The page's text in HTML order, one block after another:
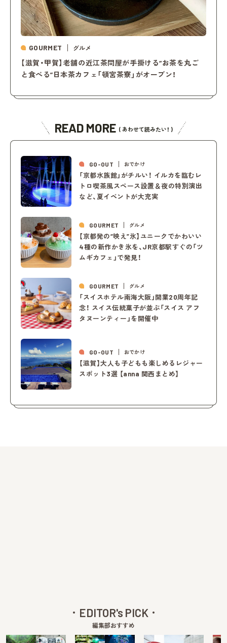
GOURMET グルメ
【滋賀・甲賀】老舗の近江茶問屋が手掛ける“お茶を丸ご
と食べる”日本茶カフェ「頓宮茶寮」がオープン！
READ MORE ( あわせて読みたい！ )
GO-OUT おでかけ
「京都水族館」がチルい！ イルカを臨むレ
トロ喫茶風スペース設置＆夜の特別演出
など、夏イベントが大充実
GOURMET グルメ
【京都発の“映え”氷】ユニークでかわいい
4種の新作かき氷を、JR京都駅すぐの「ツ
ムギカフェ」で発見！
GOURMET グルメ
「スイスホテル南海大阪」開業20周年記
念！ スイス伝統菓子が並ぶ「スイス アフ
タヌーンティー」を開催中
GO-OUT おでかけ
【滋賀】大人も子どもも楽しめるレジャー
スポット3選 【anna 関西まとめ】
EDITOR's PICK
編集部おすすめ